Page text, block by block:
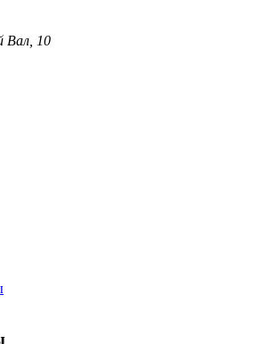
Вал, 10